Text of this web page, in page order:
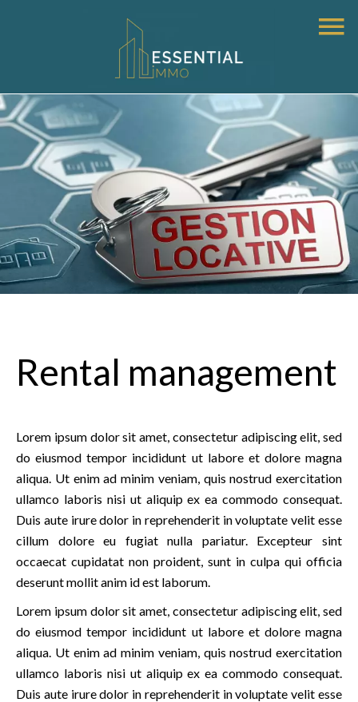
Rental management
Lorem ipsum dolor sit amet, consectetur adipiscing elit, sed
do eiusmod tempor incididunt ut labore et dolore magna
aliqua. Ut enim ad minim veniam, quis nostrud exercitation
ullamco laboris nisi ut aliquip ex ea commodo consequat.
Duis aute irure dolor in reprehenderit in voluptate velit esse
cillum dolore eu fugiat nulla pariatur. Excepteur sint
occaecat cupidatat non proident, sunt in culpa qui officia
deserunt mollit anim id est laborum.
Lorem ipsum dolor sit amet, consectetur adipiscing elit, sed
do eiusmod tempor incididunt ut labore et dolore magna
aliqua. Ut enim ad minim veniam, quis nostrud exercitation
ullamco laboris nisi ut aliquip ex ea commodo consequat.
Duis aute irure dolor in reprehenderit in voluptate velit esse